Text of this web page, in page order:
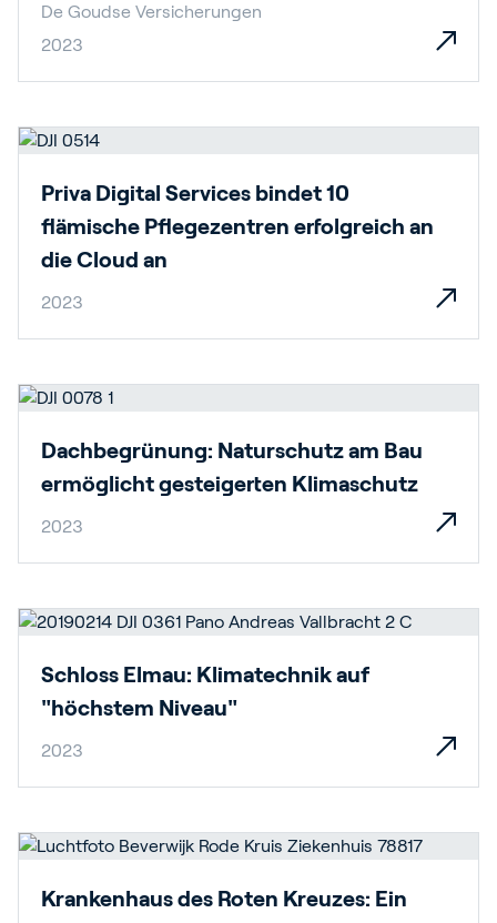
De Goudse Versicherungen
2023
Priva Digital Services bindet 10
flämische Pflegezentren erfolgreich an
die Cloud an
2023
Dachbegrünung: Naturschutz am Bau
ermöglicht gesteigerten Klimaschutz
2023
Schloss Elmau: Klimatechnik auf
"höchstem Niveau"
2023
Krankenhaus des Roten Kreuzes: Ein